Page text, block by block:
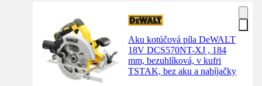
Aku kotúčová píla DeWALT
18V DCS570NT-XJ , 184
mm, bezuhlíková, v kufri
TSTAK, bez aku a nabíjačky